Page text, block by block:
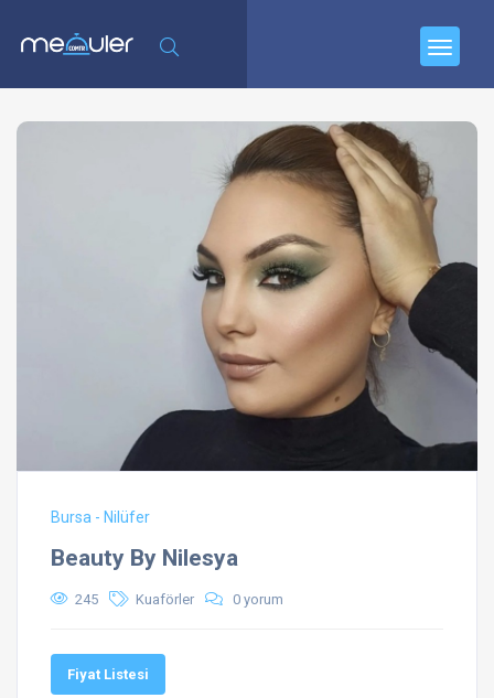
Bursa - Nilüfer
Beauty By Nilesya
245 Kuaförler 0 yorum
Fiyat Listesi